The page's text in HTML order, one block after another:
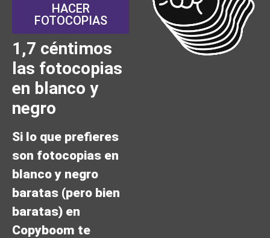
HACER
FOTOCOPIAS
1,7 céntimos
las fotocopias
en blanco y
negro
Si lo que prefieres
son fotocopias en
blanco y negro
baratas (pero bien
baratas) en
Copyboom te